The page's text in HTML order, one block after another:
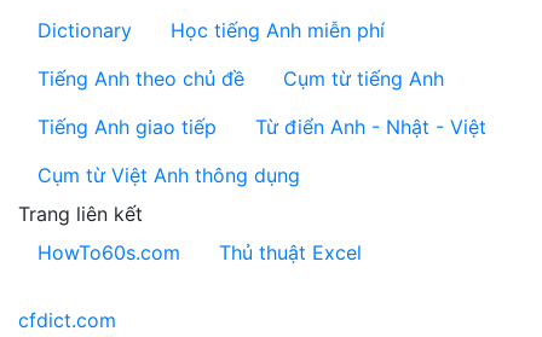
Dictionary
Học tiếng Anh miễn phí
Tiếng Anh theo chủ đề
Cụm từ tiếng Anh
Tiếng Anh giao tiếp
Từ điển Anh - Nhật - Việt
Cụm từ Việt Anh thông dụng
Trang liên kết
HowTo60s.com
Thủ thuật Excel
cfdict.com